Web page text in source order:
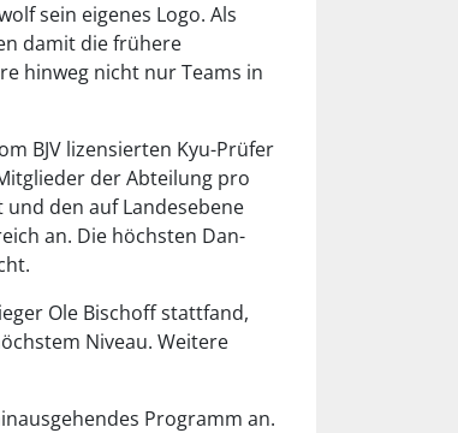
sein eigenes Logo. Als
damit die frühere
hinweg nicht nur Teams in
BJV lizensierten Kyu-Prüfer
der Abteilung pro
den auf Landesebene
an. Die höchsten Dan-
Ole Bischoff stattfand,
Niveau. Weitere
Programm an.